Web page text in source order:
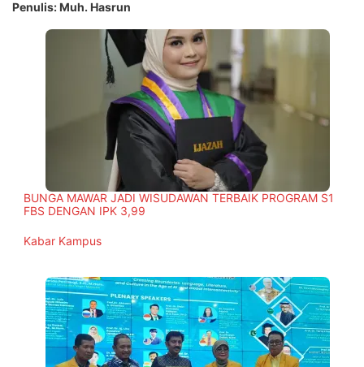
Penulis: Muh. Hasrun
BUNGA MAWAR JADI WISUDAWAN TERBAIK PROGRAM S1
FBS DENGAN IPK 3,99
In relation to
Kabar Kampus